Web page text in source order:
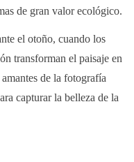
de gran valor ecológico.
el otoño, cuando los
transforman el paisaje en
de la fotografía
capturar la belleza de la